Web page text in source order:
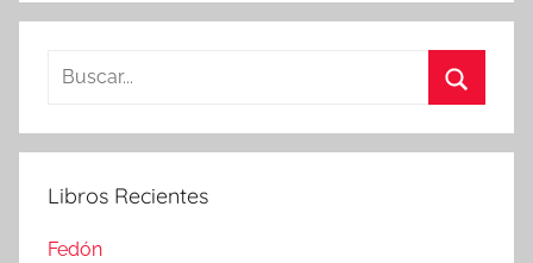
Buscar:
Libros Recientes
Fedón